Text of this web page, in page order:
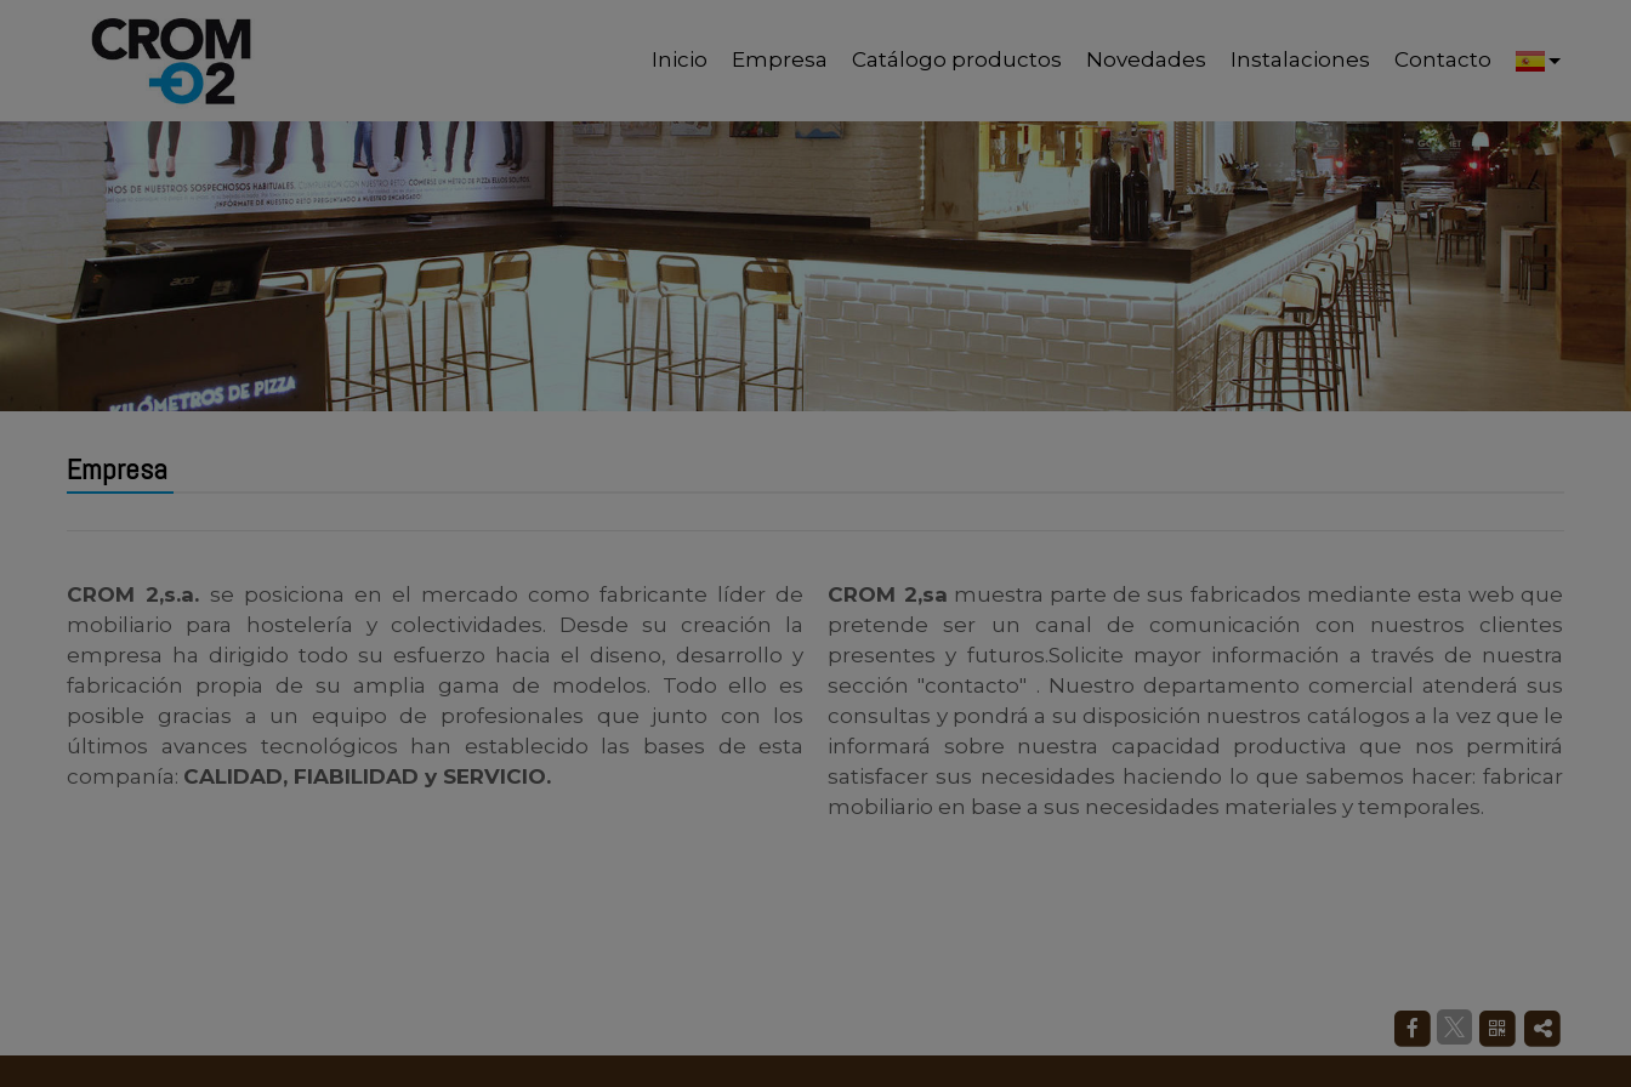
Inicio Empresa Catálogo productos Novedades Instalaciones Contacto
Empresa
CROM 2,s.a. se posiciona en el mercado como fabricante líder de
mobiliario para hostelería y colectividades. Desde su creación la
empresa ha dirigido todo su esfuerzo hacia el diseno, desarrollo y
fabricación propia de su amplia gama de modelos. Todo ello es
posible gracias a un equipo de profesionales que junto con los
últimos avances tecnológicos han establecido las bases de esta
companía: CALIDAD, FIABILIDAD y SERVICIO.
CROM 2,sa muestra parte de sus fabricados mediante esta web que
pretende ser un canal de comunicación con nuestros clientes
presentes y futuros.Solicite mayor información a través de nuestra
sección "contacto" . Nuestro departamento comercial atenderá sus
consultas y pondrá a su disposición nuestros catálogos a la vez que le
informará sobre nuestra capacidad productiva que nos permitirá
satisfacer sus necesidades haciendo lo que sabemos hacer: fabricar
mobiliario en base a sus necesidades materiales y temporales.